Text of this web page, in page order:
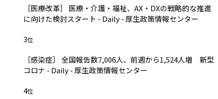
［医療改革］ 医療・介護・福祉、AX・DXの戦略的な推進
に向けた検討スタート - Daily - 厚生政策情報センター
3位
［感染症］ 全国報告数7,006人、前週から1,524人増 新型
コロナ - Daily - 厚生政策情報センター
4位